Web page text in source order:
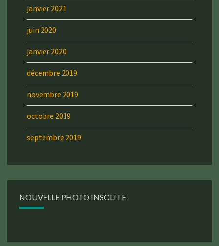
janvier 2021
juin 2020
janvier 2020
décembre 2019
novembre 2019
octobre 2019
septembre 2019
NOUVELLE PHOTO INSOLITE